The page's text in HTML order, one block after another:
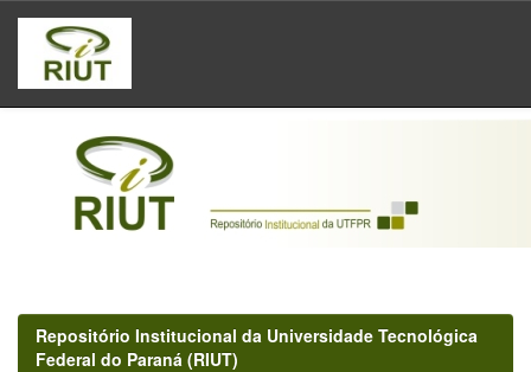
Skip
navigation
Repositório Institucional da Universidade Tecnológica
Federal do Paraná (RIUT)